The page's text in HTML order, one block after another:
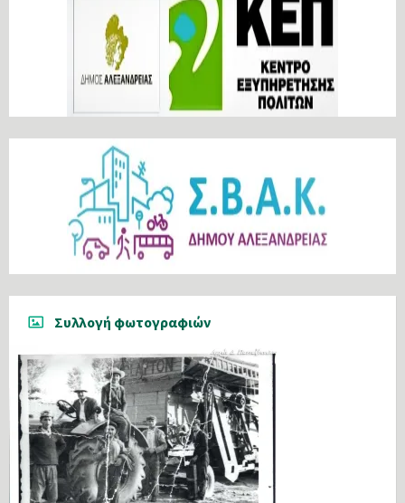
Συλλογή φωτογραφιών